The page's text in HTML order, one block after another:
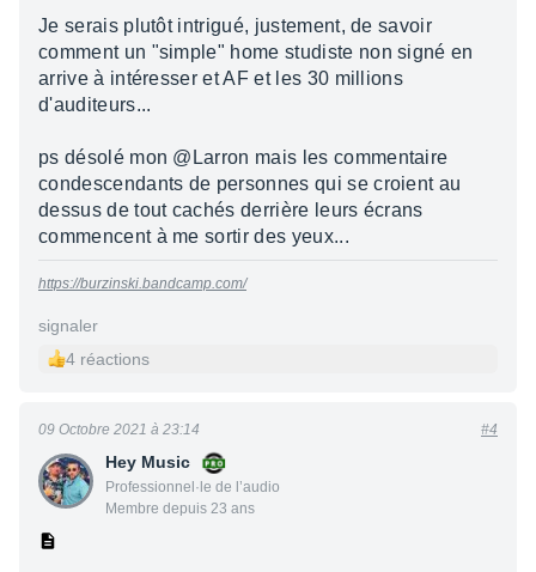
Je serais plutôt intrigué, justement, de savoir
comment un "simple" home studiste non signé en
arrive à intéresser et AF et les 30 millions
d'auditeurs...
ps désolé mon @Larron mais les commentaire
condescendants de personnes qui se croient au
dessus de tout cachés derrière leurs écrans
commencent à me sortir des yeux...
https://burzinski.bandcamp.com/
signaler
4 réactions
Hey Music
Professionnel·le de l’audio
Membre depuis 23 ans
09 Octobre 2021 à 23:14 #4